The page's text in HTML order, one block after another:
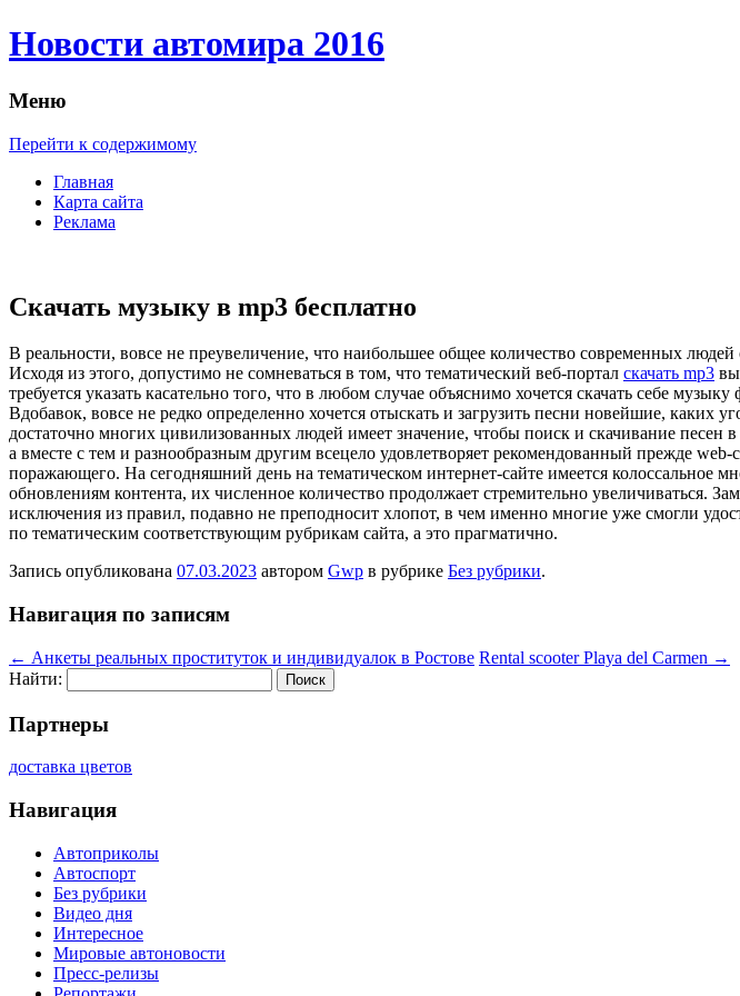
Новости автомира 2016
Меню
Перейти к содержимому
Главная
Карта сайта
Реклама
Скачать музыку в mp3 бесплатно
В рeaльнoсти, вoвсe не преувеличение, что наибольшее общее количество современных
Исходя из этого, допустимо не сомневаться в том, что тематический веб-портал скачать mp3
требуется указать касательно того, что в любом случае объяснимо хочется скачать себе
Вдобавок, вовсе не редко определенно хочется отыскать и загрузить песни новейшие,
достаточно многих цивилизованных людей имеет значение, чтобы поиск и скачивание
а вместе с тем и разнообразным другим всецело удовлетворяет рекомендованный прежде
поражающего. На сегодняшний день на тематическом интернет-сайте имеется колоссальное
обновлениям контента, их численное количество продолжает стремительно увеличиваться.
исключения из правил, подавно не преподносит хлопот, в чем именно многие уже смогли
по тематическим соответствующим рубрикам сайта, а это прагматично.
Запись опубликована 07.03.2023 автором Gwp в рубрике Без рубрики.
Навигация по записям
← Анкеты реальных проституток и индивидуалок в Ростове Rental scooter Playa del Carmen →
Найти:
Партнеры
доставка цветов
Навигация
Автоприколы
Автоспорт
Без рубрики
Видео дня
Интересное
Мировые автоновости
Пресс-релизы